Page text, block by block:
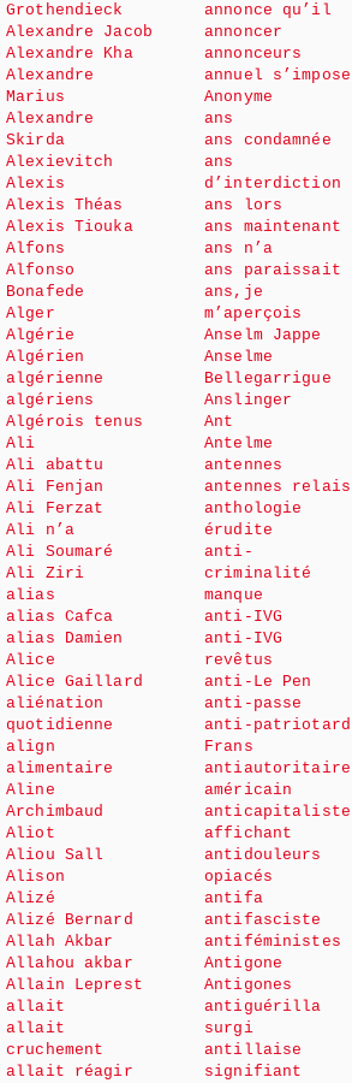
Grothendieck
Alexandre Jacob
Alexandre Kha
Alexandre
Marius
Alexandre
Skirda
Alexievitch
Alexis
Alexis Théas
Alexis Tiouka
Alfons
Alfonso
Bonafede
Alger
Algérie
Algérien
algérienne
algériens
Algérois tenus
Ali
Ali abattu
Ali Fenjan
Ali Ferzat
Ali n’a
Ali Soumaré
Ali Ziri
alias
alias Cafca
alias Damien
Alice
Alice Gaillard
aliénation
quotidienne
align
alimentaire
Aline
Archimbaud
Aliot
Aliou Sall
Alison
Alizé
Alizé Bernard
Allah Akbar
Allahou akbar
Allain Leprest
allait
allait
cruchement
allait réagir
annonce qu’il
annoncer
annonceurs
annuel s’impose
Anonyme
ans
ans condamnée
ans
d’interdiction
ans lors
ans maintenant
ans n’a
ans paraissait
ans,je
m’aperçois
Anselm Jappe
Anselme
Bellegarrigue
Anslinger
Ant
Antelme
antennes
antennes relais
anthologie
érudite
anti-
criminalité
manque
anti-IVG
anti-IVG
revêtus
anti-Le Pen
anti-passe
anti-patriotard
Frans
antiautoritaire
américain
anticapitaliste
affichant
antidouleurs
opiacés
antifa
antifasciste
antiféministes
Antigone
Antigones
antiguérilla
surgi
antillaise
signifiant